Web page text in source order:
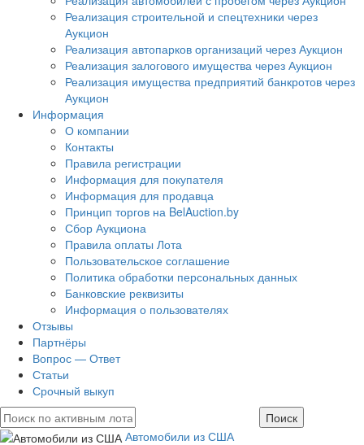
Реализация строительной и спецтехники через
Аукцион
Реализация автопарков организаций через Аукцион
Реализация залогового имущества через Аукцион
Реализация имущества предприятий банкротов через
Аукцион
Информация
О компании
Контакты
Правила регистрации
Информация для покупателя
Информация для продавца
Принцип торгов на BelAuction.by
Сбор Аукциона
Правила оплаты Лота
Пользовательское соглашение
Политика обработки персональных данных
Банковские реквизиты
Информация о пользователях
Отзывы
Партнёры
Вопрос — Ответ
Статьи
Срочный выкуп
Автомобили из США